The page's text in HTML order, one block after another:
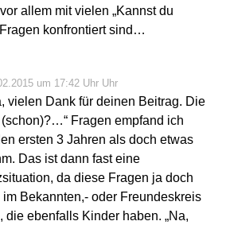
allem mit vielen „Kannst du
konfrontiert sind…
um 17:42 Uhr Uhr
vielen Dank für deinen Beitrag. Die
(schon)?…“ Fragen empfand ich
ersten 3 Jahren als doch etwas
Das ist dann fast eine
da diese Fragen ja doch
Bekannten,- oder Freundeskreis
die ebenfalls Kinder haben. „Na,